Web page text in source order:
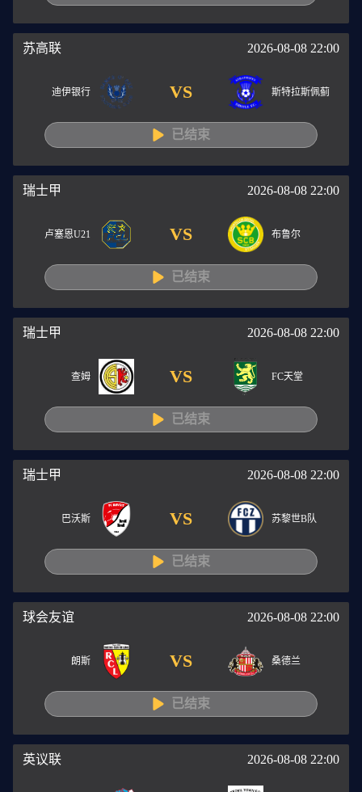
苏高联 2026-08-08 22:00
迪伊银行 VS 斯特拉斯佩蓟
已结束
瑞士甲 2026-08-08 22:00
卢塞恩U21 VS 布鲁尔
已结束
瑞士甲 2026-08-08 22:00
查姆 VS FC天堂
已结束
瑞士甲 2026-08-08 22:00
巴沃斯 VS 苏黎世B队
已结束
球会友谊 2026-08-08 22:00
朗斯 VS 桑德兰
已结束
英议联 2026-08-08 22:00